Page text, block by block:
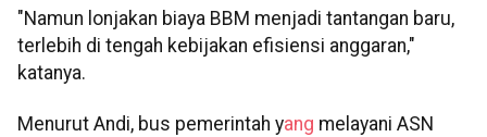
"Namun lonjakan biaya BBM menjadi tantangan baru,
terlebih di tengah kebijakan efisiensi anggaran,"
katanya.
Menurut Andi, bus pemerintah yang melayani ASN